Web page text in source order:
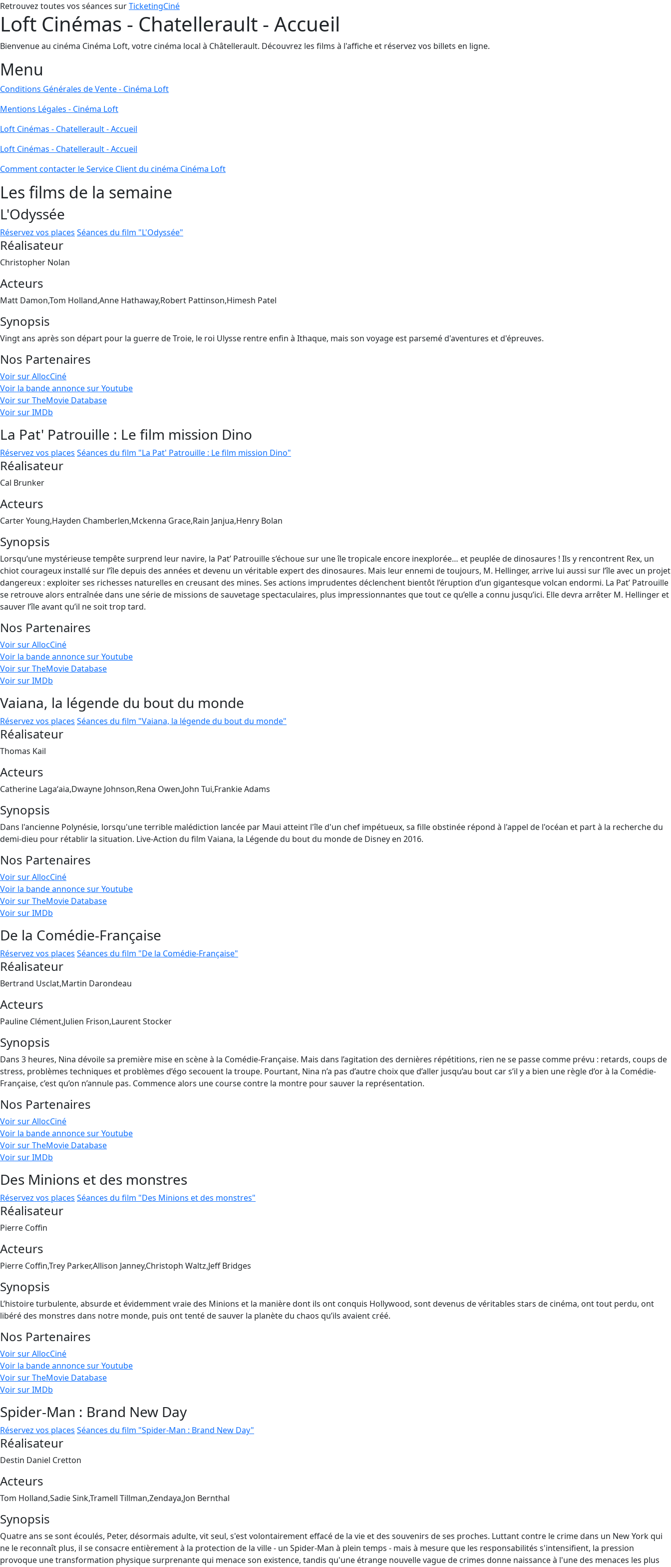
Retrouvez toutes vos séances surTicketingCiné
Loft Cinémas - Chatellerault - Accueil
Bienvenue au cinéma Cinéma Loft, votre cinéma local à Châtellerault. Découvrez les films à l'affiche et réservez vos billets en ligne.
Menu
Conditions Générales de Vente - Cinéma Loft
Mentions Légales - Cinéma Loft
Loft Cinémas - Chatellerault - Accueil
Loft Cinémas - Chatellerault - Accueil
Comment contacter le Service Client du cinéma Cinéma Loft
Les films de la semaine
L'Odyssée
Réservez vos places Séances du film "L'Odyssée"
Réalisateur
Christopher Nolan
Acteurs
Matt Damon,Tom Holland,Anne Hathaway,Robert Pattinson,Himesh Patel
Synopsis
Vingt ans après son départ pour la guerre de Troie, le roi Ulysse rentre enfin à Ithaque, mais son voyage est parsemé d'aventures et d'épreuves.
Nos Partenaires
Voir sur AllocCiné
Voir la bande annonce sur Youtube
Voir sur TheMovie Database
Voir sur IMDb
La Pat' Patrouille : Le film mission Dino
Réservez vos places Séances du film "La Pat' Patrouille : Le film mission Dino"
Réalisateur
Cal Brunker
Acteurs
Carter Young,Hayden Chamberlen,Mckenna Grace,Rain Janjua,Henry Bolan
Synopsis
Lorsqu’une mystérieuse tempête surprend leur navire, la Pat’ Patrouille s’échoue sur une île tropicale encore inexplorée… et peuplée de dinosaures ! Ils y rencontrent Rex, un
chiot courageux installé sur l’île depuis des années et devenu un véritable expert des dinosaures. Mais leur ennemi de toujours, M. Hellinger, arrive lui aussi sur l’île avec un projet
dangereux : exploiter ses richesses naturelles en creusant des mines. Ses actions imprudentes déclenchent bientôt l’éruption d’un gigantesque volcan endormi. La Pat’ Patrouille
se retrouve alors entraînée dans une série de missions de sauvetage spectaculaires, plus impressionnantes que tout ce qu’elle a connu jusqu’ici. Elle devra arrêter M. Hellinger et
sauver l’île avant qu’il ne soit trop tard.
Nos Partenaires
Voir sur AllocCiné
Voir la bande annonce sur Youtube
Voir sur TheMovie Database
Voir sur IMDb
Vaiana, la légende du bout du monde
Réservez vos places Séances du film "Vaiana, la légende du bout du monde"
Réalisateur
Thomas Kail
Acteurs
Catherine Lagaʻaia,Dwayne Johnson,Rena Owen,John Tui,Frankie Adams
Synopsis
Dans l'ancienne Polynésie, lorsqu'une terrible malédiction lancée par Maui atteint l'île d'un chef impétueux, sa fille obstinée répond à l'appel de l'océan et part à la recherche du
demi-dieu pour rétablir la situation. Live-Action du film Vaiana, la Légende du bout du monde de Disney en 2016.
Nos Partenaires
Voir sur AllocCiné
Voir la bande annonce sur Youtube
Voir sur TheMovie Database
Voir sur IMDb
De la Comédie-Française
Réservez vos places Séances du film "De la Comédie-Française"
Réalisateur
Bertrand Usclat,Martin Darondeau
Acteurs
Pauline Clément,Julien Frison,Laurent Stocker
Synopsis
Dans 3 heures, Nina dévoile sa première mise en scène à la Comédie-Française. Mais dans l’agitation des dernières répétitions, rien ne se passe comme prévu : retards, coups de
stress, problèmes techniques et problèmes d’égo secouent la troupe. Pourtant, Nina n’a pas d’autre choix que d’aller jusqu’au bout car s’il y a bien une règle d’or à la Comédie-
Française, c’est qu’on n’annule pas. Commence alors une course contre la montre pour sauver la représentation.
Nos Partenaires
Voir sur AllocCiné
Voir la bande annonce sur Youtube
Voir sur TheMovie Database
Voir sur IMDb
Des Minions et des monstres
Réservez vos places Séances du film "Des Minions et des monstres"
Réalisateur
Pierre Coffin
Acteurs
Pierre Coffin,Trey Parker,Allison Janney,Christoph Waltz,Jeff Bridges
Synopsis
L’histoire turbulente, absurde et évidemment vraie des Minions et la manière dont ils ont conquis Hollywood, sont devenus de véritables stars de cinéma, ont tout perdu, ont
libéré des monstres dans notre monde, puis ont tenté de sauver la planète du chaos qu’ils avaient créé.
Nos Partenaires
Voir sur AllocCiné
Voir la bande annonce sur Youtube
Voir sur TheMovie Database
Voir sur IMDb
Spider-Man : Brand New Day
Réservez vos places Séances du film "Spider-Man : Brand New Day"
Réalisateur
Destin Daniel Cretton
Acteurs
Tom Holland,Sadie Sink,Tramell Tillman,Zendaya,Jon Bernthal
Synopsis
Quatre ans se sont écoulés, Peter, désormais adulte, vit seul, s'est volontairement effacé de la vie et des souvenirs de ses proches. Luttant contre le crime dans un New York qui
ne le reconnaît plus, il se consacre entièrement à la protection de la ville - un Spider-Man à plein temps - mais à mesure que les responsabilités s'intensifient, la pression
provoque une transformation physique surprenante qui menace son existence, tandis qu'une étrange nouvelle vague de crimes donne naissance à l'une des menaces les plus